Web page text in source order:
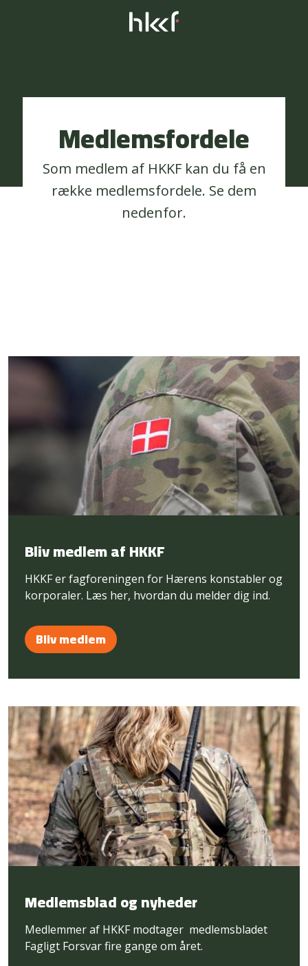
Medlemsfordele
Som medlem af HKKF kan du få en
række medlemsfordele. Se dem
nedenfor.
Bliv medlem af HKKF
HKKF er fagforeningen for Hærens konstabler og
korporaler. Læs her, hvordan du melder dig ind.
Bliv medlem
Medlemsblad og nyheder
Medlemmer af HKKF modtager medlemsbladet
Fagligt Forsvar fire gange om året.